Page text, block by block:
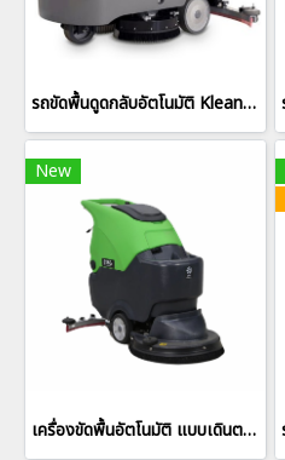
รถขัดพื้นดูดกลับอัตโนมัติ Kleanz Asia รุ่น X6
New
เครื่องขัดพื้นอัตโนมัติ แบบเดินตาม ยี่ห้อ IPC รุ่น CT56E BT56